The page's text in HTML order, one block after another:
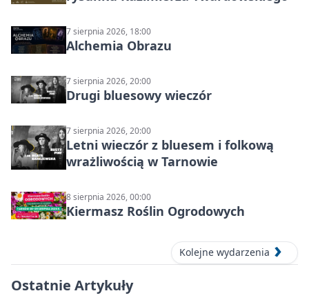
7 sierpnia 2026, 18:00
Alchemia Obrazu
7 sierpnia 2026, 20:00
Drugi bluesowy wieczór
7 sierpnia 2026, 20:00
Letni wieczór z bluesem i folkową
wrażliwością w Tarnowie
8 sierpnia 2026, 00:00
Kiermasz Roślin Ogrodowych
Kolejne wydarzenia
Ostatnie Artykuły